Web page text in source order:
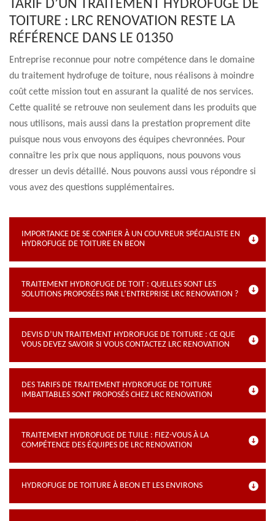
TARIF D’UN TRAITEMENT HYDROFUGE DE
TOITURE : LRC RENOVATION RESTE LA
RÉFÉRENCE DANS LE 01350
Entreprise reconnue pour notre compétence dans le domaine
du traitement hydrofuge de toiture, nous réalisons à moindre
coût cette mission tout en assurant la qualité de nos services.
Cette qualité se retrouve non seulement dans les produits que
nous utilisons, mais aussi dans la prestation proprement dite
puisque nous vous envoyons des équipes chevronnées. Pour
connaître les prix que nous appliquons, nous pouvons vous
dresser un devis détaillé. Nous pouvons aussi vous répondre si
vous avez des questions supplémentaires.
IMPORTANCE DE SE CONFIER À UN COUVREUR SPÉCIALISTE EN
HYDROFUGE DE TOITURE EN BEON
TRAITEMENT HYDROFUGE DE TOIT : QUELLES SONT LES
SOLUTIONS PROPOSÉES PAR L’ENTREPRISE LRC RENOVATION ?
DEVIS D’UN TRAITEMENT HYDROFUGE DE TOITURE : CE QUE
VOUS DEVEZ SAVOIR SI VOUS CONTACTEZ LRC RENOVATION
DES TARIFS DE TRAITEMENT HYDROFUGE DE TOITURE
IMBATTABLES SONT PROPOSÉS CHEZ LRC RENOVATION
TRAITEMENT HYDROFUGE DE TUILE : FIEZ-VOUS À LA
COMPÉTENCE DES ÉQUIPES DE LRC RENOVATION
HYDROFUGE DE TOITURE À BEON ET LES ENVIRONS